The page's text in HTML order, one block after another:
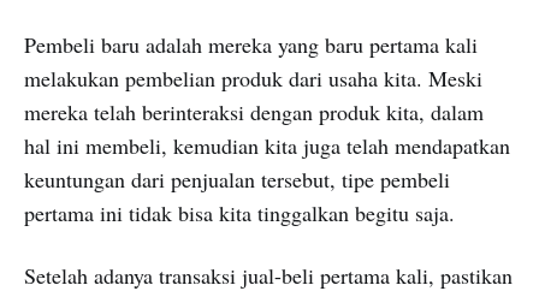
Pembeli baru adalah mereka yang baru pertama kali
melakukan pembelian produk dari usaha kita. Meski
mereka telah berinteraksi dengan produk kita, dalam
hal ini membeli, kemudian kita juga telah mendapatkan
keuntungan dari penjualan tersebut, tipe pembeli
pertama ini tidak bisa kita tinggalkan begitu saja.
Setelah adanya transaksi jual-beli pertama kali, pastikan